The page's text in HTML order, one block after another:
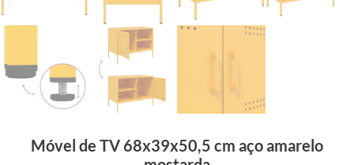
Móvel de TV 68x39x50,5 cm aço amarelo